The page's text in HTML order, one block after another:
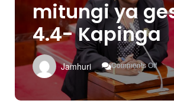
mitungi ya
4.4- Kapinga
Jamhuri Comments Off
On